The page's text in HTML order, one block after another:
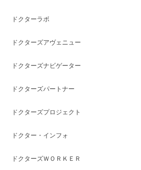
ドクターラボ
ドクターズアヴェニュー
ドクターズナビゲーター
ドクターズパートナー
ドクターズプロジェクト
ドクター・インフォ
ドクターズＷＯＲＫＥＲ